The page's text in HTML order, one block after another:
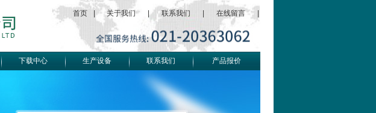
首页 关于我们 联系我们 在线留言
下载中心 生产设备 联系我们 产品报价